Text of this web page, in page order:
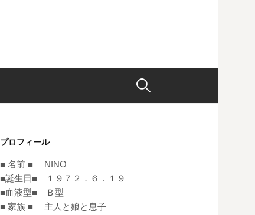
検
プロフィール
■ 名前 ■ NINO
■誕生日■ １９７２．６．１９
■血液型■ Ｂ型
■ 家族 ■ 主人と娘と息子